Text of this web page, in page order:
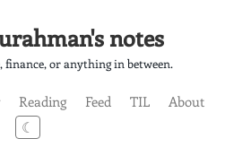
notes
finance, or anything in between.
Reading Feed TIL
About
☾